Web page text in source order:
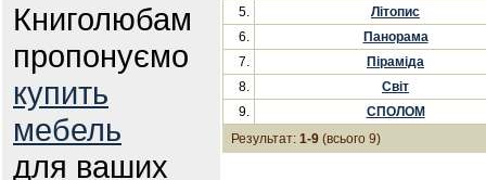
Книголюбам
пропонуємо
купить
мебель
для ваших
5.
Літопис
6.
Панорама
7.
Піраміда
8.
Світ
9.
СПОЛОМ
Результат: 1-9 (всього 9)